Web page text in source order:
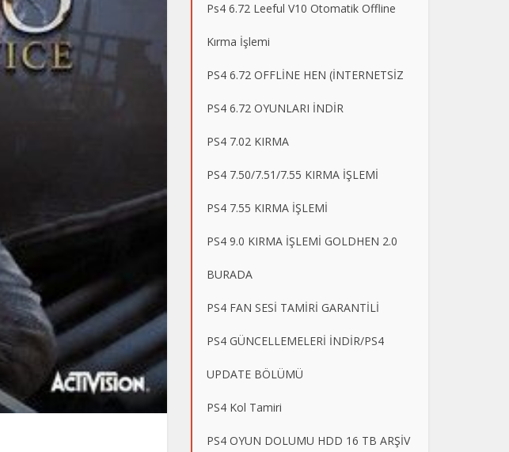
Ps4 6.72 Leeful V10 Otomatik Offline
Kırma İşlemi
PS4 6.72 OFFLİNE HEN (İNTERNETSİZ
PS4 6.72 OYUNLARI İNDİR
PS4 7.02 KIRMA
PS4 7.50/7.51/7.55 KIRMA İŞLEMİ
PS4 7.55 KIRMA İŞLEMİ
PS4 9.0 KIRMA İŞLEMİ GOLDHEN 2.0
BURADA
PS4 FAN SESİ TAMİRİ GARANTİLİ
PS4 GÜNCELLEMELERİ İNDİR/PS4
UPDATE BÖLÜMÜ
PS4 Kol Tamiri
PS4 OYUN DOLUMU HDD 16 TB ARŞİV